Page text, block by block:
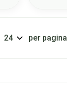
per pagina